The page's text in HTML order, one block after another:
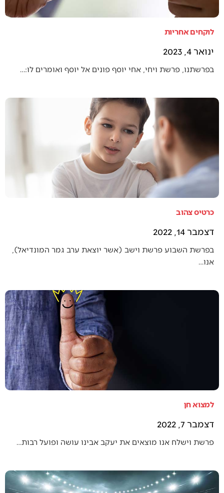
לוקחים אחריות
ינואר 4, 2023
בפרשתנו, פרשת ויחי, אחי יוסף פונים אל יוסף ואומרים לו:…
כרטיס צהוב
דצמבר 14, 2022
בפרשת השבוע פרשת וישב (אשר יוצאת ערב גמר המונדיאל),
אנו…
למצוא חן
דצמבר 7, 2022
פרשת וישלח אנו מוצאים את יעקב אבינו עושה ופועל רבות…